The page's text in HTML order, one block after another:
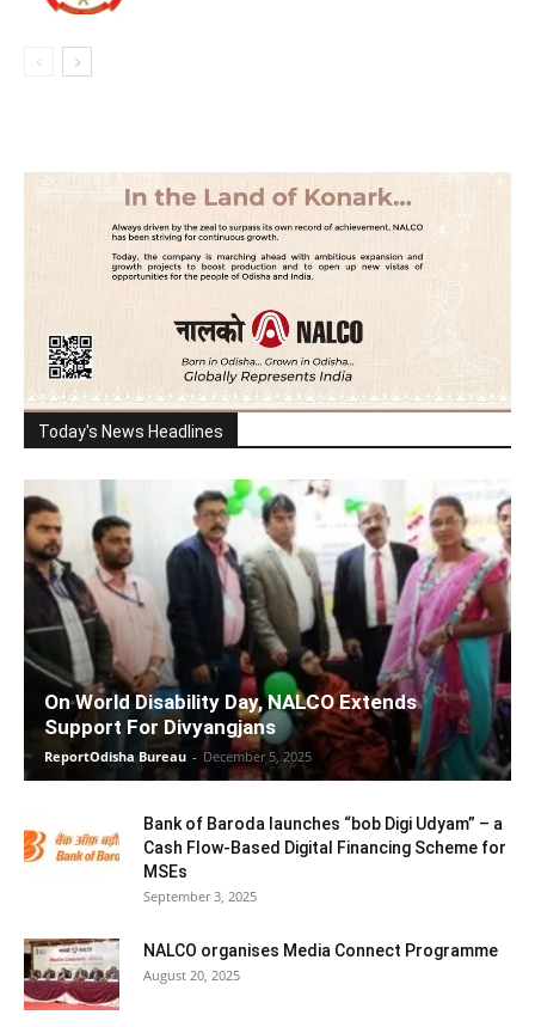
Today's News Headlines
On World Disability Day, NALCO Extends
Support For Divyangjans
ReportOdisha Bureau - December 5, 2025
Bank of Baroda launches “bob Digi Udyam” – a
Cash Flow-Based Digital Financing Scheme for
MSEs
September 3, 2025
NALCO organises Media Connect Programme
August 20, 2025